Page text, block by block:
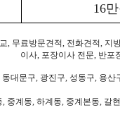
16
, 무료방문견적, 전화견적,
이사, 포장이사 전문, 반포
대문구, 광진구, 성동구, 용
중계동, 하계동, 중계본동,